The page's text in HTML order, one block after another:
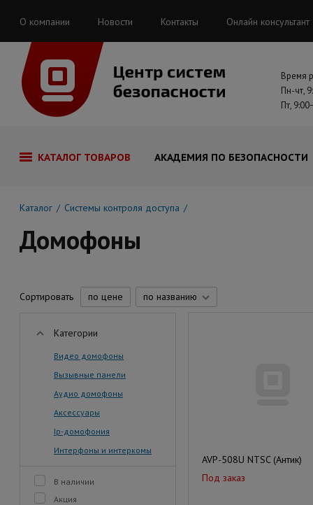
О компании Новости Контакты Онлайн консультант
Время
Пн-чт,
Пт,
КАТАЛОГ ТОВАРОВ АКАДЕМИЯ ПО БЕЗОПАСНОСТИ
Каталог Системы контроля доступа
Домофоны
Сортировать по цене по названию
Категории
Видео домофоны
Вызывные панели
Аудио домофоны
Аксессуары
Ip-домофония
Интерфоны и интеркомы
В наличии
Акция
AVP-508U NTSC (Антик)
Под заказ